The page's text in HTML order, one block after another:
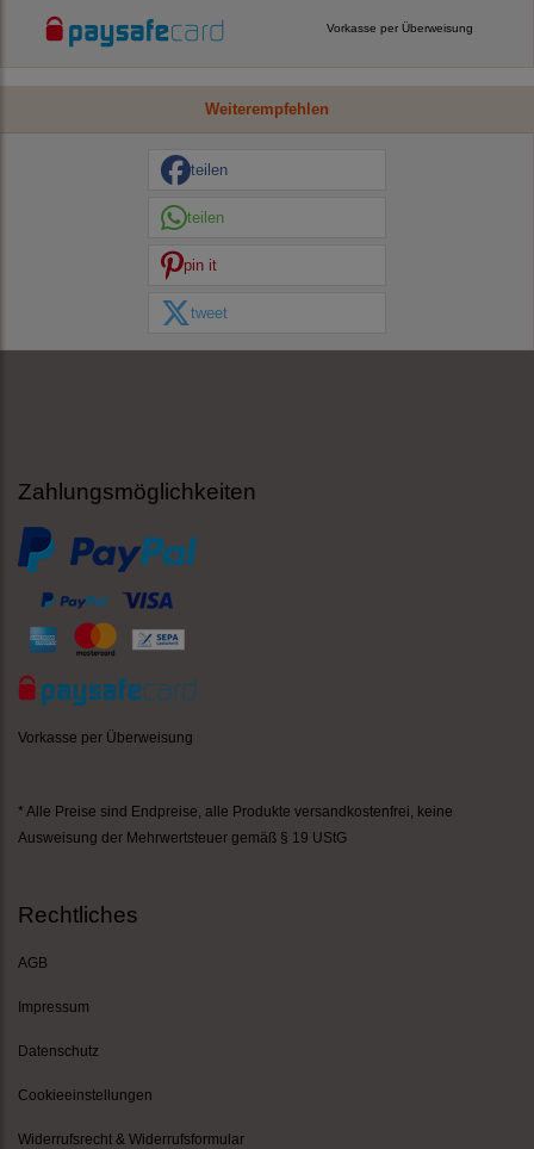
Vorkasse per Überweisung
Weiterempfehlen
teilen
teilen
pin it
tweet
Zahlungsmöglichkeiten
Vorkasse per Überweisung
* Alle Preise sind Endpreise, alle Produkte versandkostenfrei , keine
Ausweisung der Mehrwertsteuer gemäß § 19 UStG
Rechtliches
AGB
Impressum
Datenschutz
Cookieeinstellungen
Widerrufsrecht & Widerrufsformular